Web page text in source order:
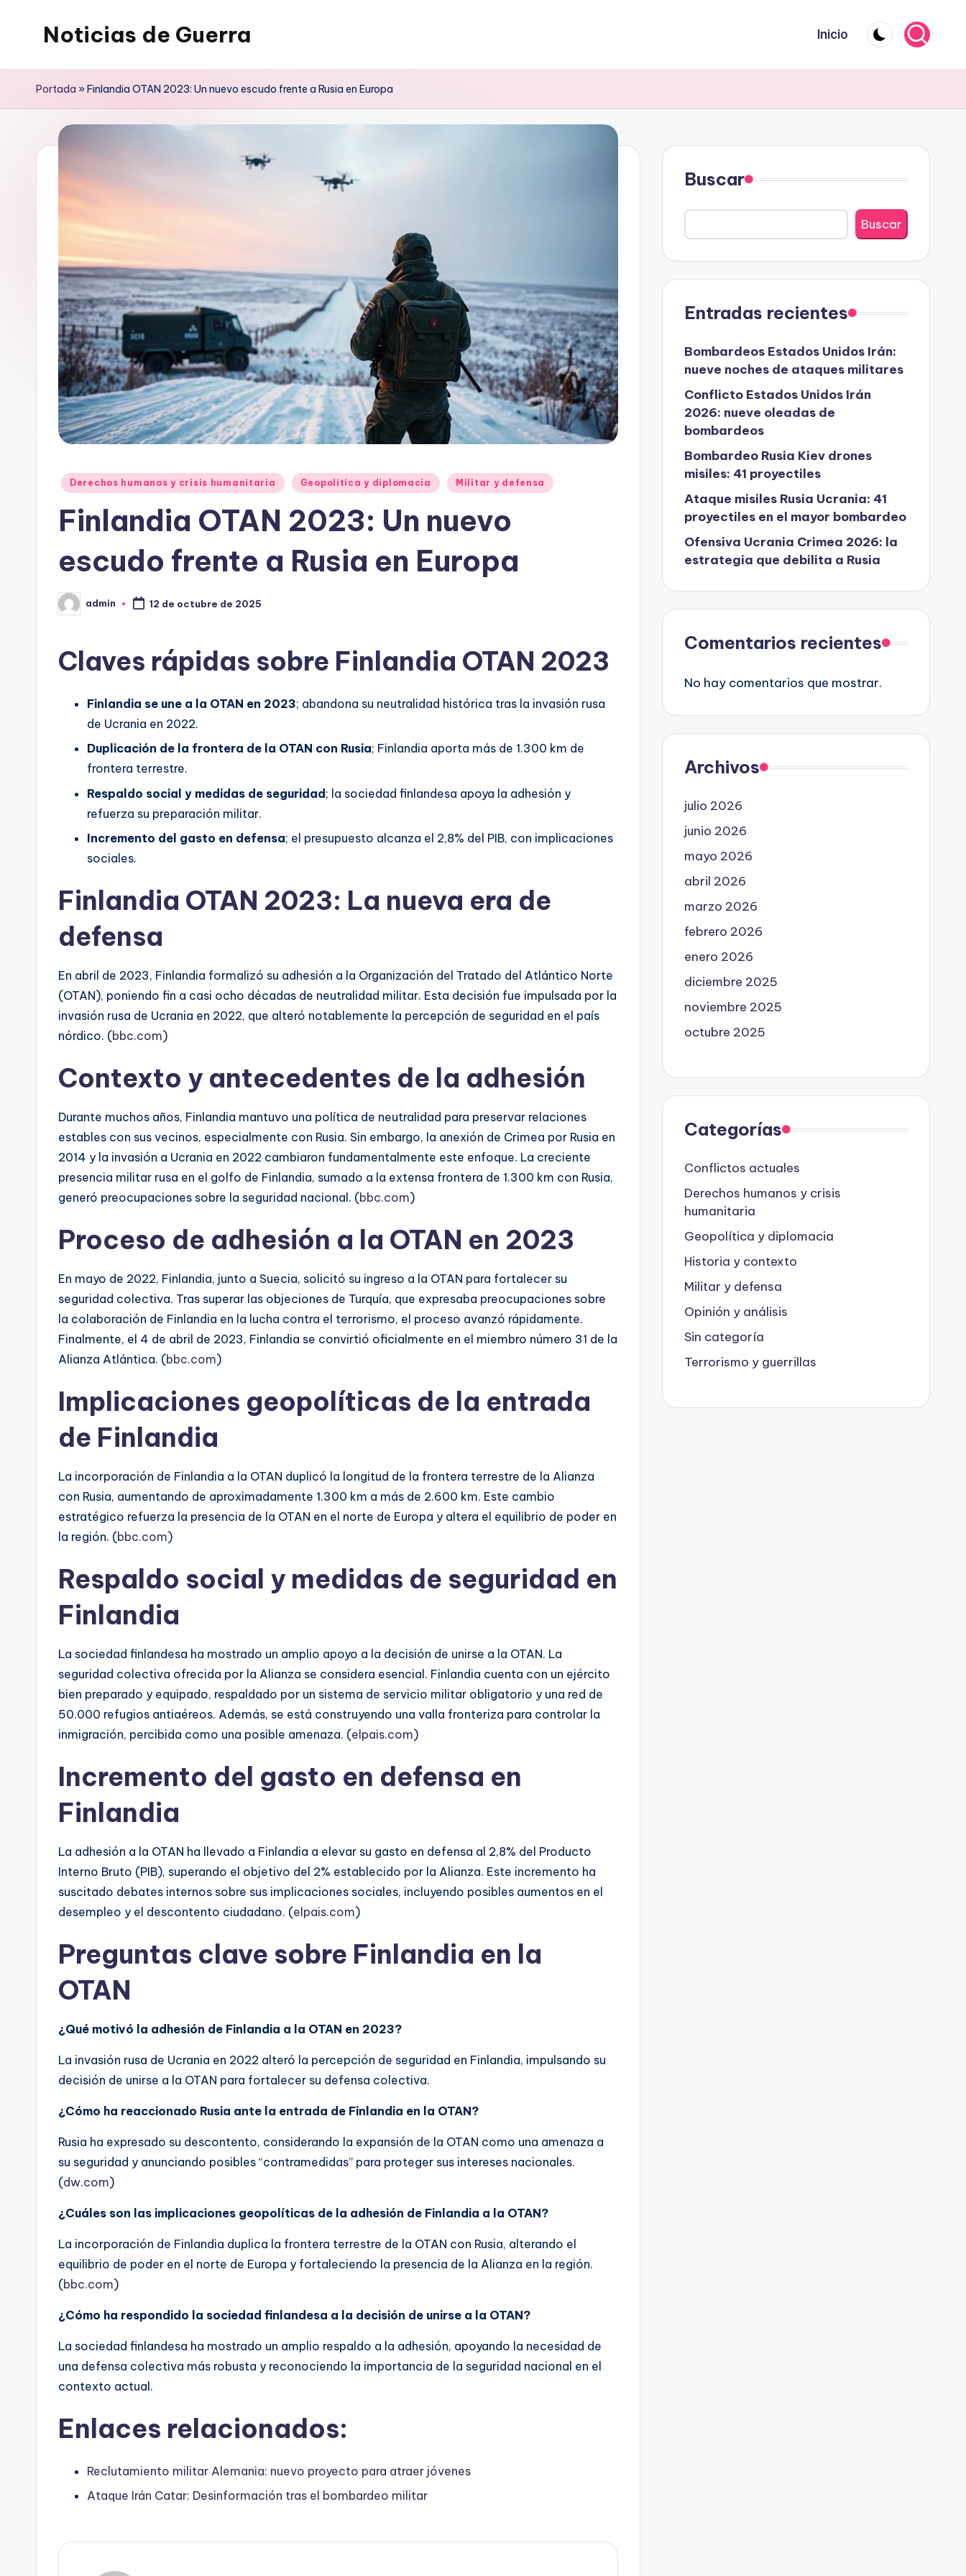
Noticias de Guerra Inicio
Portada »Finlandia OTAN 2023: Un nuevo escudo frente a Rusia en Europa
Publicado
Derechos humanos y crisis humanitaria Geopolítica y diplomacia Militar y defensa
Finlandia OTAN 2023: Un nuevo
escudo frente a Rusia en Europa
Publicado
por
admin 12 de octubre de 2025
Claves rápidas sobre Finlandia OTAN 2023
Finlandia se une a la OTAN en 2023; abandona su neutralidad histórica tras la invasión rusa
de Ucrania en 2022.
Duplicación de la frontera de la OTAN con Rusia; Finlandia aporta más de 1.300 km de
frontera terrestre.
Respaldo social y medidas de seguridad; la sociedad finlandesa apoya la adhesión y
refuerza su preparación militar.
Incremento del gasto en defensa; el presupuesto alcanza el 2,8% del PIB, con implicaciones
sociales.
Finlandia OTAN 2023: La nueva era de
defensa
En abril de 2023, Finlandia formalizó su adhesión a la Organización del Tratado del Atlántico Norte
(OTAN), poniendo fin a casi ocho décadas de neutralidad militar. Esta decisión fue impulsada por la
invasión rusa de Ucrania en 2022, que alteró notablemente la percepción de seguridad en el país
nórdico. (bbc.com)
Contexto y antecedentes de la adhesión
Durante muchos años, Finlandia mantuvo una política de neutralidad para preservar relaciones
estables con sus vecinos, especialmente con Rusia. Sin embargo, la anexión de Crimea por Rusia en
2014 y la invasión a Ucrania en 2022 cambiaron fundamentalmente este enfoque. La creciente
presencia militar rusa en el golfo de Finlandia, sumado a la extensa frontera de 1.300 km con Rusia,
generó preocupaciones sobre la seguridad nacional. (bbc.com)
Proceso de adhesión a la OTAN en 2023
En mayo de 2022, Finlandia, junto a Suecia, solicitó su ingreso a la OTAN para fortalecer su
seguridad colectiva. Tras superar las objeciones de Turquía, que expresaba preocupaciones sobre
la colaboración de Finlandia en la lucha contra el terrorismo, el proceso avanzó rápidamente.
Finalmente, el 4 de abril de 2023, Finlandia se convirtió oficialmente en el miembro número 31 de la
Alianza Atlántica. (bbc.com)
Implicaciones geopolíticas de la entrada
de Finlandia
La incorporación de Finlandia a la OTAN duplicó la longitud de la frontera terrestre de la Alianza
con Rusia, aumentando de aproximadamente 1.300 km a más de 2.600 km. Este cambio
estratégico refuerza la presencia de la OTAN en el norte de Europa y altera el equilibrio de poder en
la región. (bbc.com)
Respaldo social y medidas de seguridad en
Finlandia
La sociedad finlandesa ha mostrado un amplio apoyo a la decisión de unirse a la OTAN. La
seguridad colectiva ofrecida por la Alianza se considera esencial. Finlandia cuenta con un ejército
bien preparado y equipado, respaldado por un sistema de servicio militar obligatorio y una red de
50.000 refugios antiaéreos. Además, se está construyendo una valla fronteriza para controlar la
inmigración, percibida como una posible amenaza. (elpais.com)
Incremento del gasto en defensa en
Finlandia
La adhesión a la OTAN ha llevado a Finlandia a elevar su gasto en defensa al 2,8% del Producto
Interno Bruto (PIB), superando el objetivo del 2% establecido por la Alianza. Este incremento ha
suscitado debates internos sobre sus implicaciones sociales, incluyendo posibles aumentos en el
desempleo y el descontento ciudadano. (elpais.com)
Preguntas clave sobre Finlandia en la
OTAN
¿Qué motivó la adhesión de Finlandia a la OTAN en 2023?
La invasión rusa de Ucrania en 2022 alteró la percepción de seguridad en Finlandia, impulsando su
decisión de unirse a la OTAN para fortalecer su defensa colectiva.
¿Cómo ha reaccionado Rusia ante la entrada de Finlandia en la OTAN?
Rusia ha expresado su descontento, considerando la expansión de la OTAN como una amenaza a
su seguridad y anunciando posibles “contramedidas” para proteger sus intereses nacionales.
(dw.com)
¿Cuáles son las implicaciones geopolíticas de la adhesión de Finlandia a la OTAN?
La incorporación de Finlandia duplica la frontera terrestre de la OTAN con Rusia, alterando el
equilibrio de poder en el norte de Europa y fortaleciendo la presencia de la Alianza en la región.
(bbc.com)
¿Cómo ha respondido la sociedad finlandesa a la decisión de unirse a la OTAN?
La sociedad finlandesa ha mostrado un amplio respaldo a la adhesión, apoyando la necesidad de
una defensa colectiva más robusta y reconociendo la importancia de la seguridad nacional en el
contexto actual.
Enlaces relacionados:
Reclutamiento militar Alemania: nuevo proyecto para atraer jóvenes
Ataque Irán Catar: Desinformación tras el bombardeo militar
Buscar
Buscar
Entradas recientes
Bombardeos Estados Unidos Irán:
nueve noches de ataques militares
Conflicto Estados Unidos Irán
2026: nueve oleadas de
bombardeos
Bombardeo Rusia Kiev drones
misiles: 41 proyectiles
Ataque misiles Rusia Ucrania: 41
proyectiles en el mayor bombardeo
Ofensiva Ucrania Crimea 2026: la
estrategia que debilita a Rusia
Comentarios recientes
No hay comentarios que mostrar.
Archivos
julio 2026
junio 2026
mayo 2026
abril 2026
marzo 2026
febrero 2026
enero 2026
diciembre 2025
noviembre 2025
octubre 2025
Categorías
Conflictos actuales
Derechos humanos y crisis
humanitaria
Geopolítica y diplomacia
Historia y contexto
Militar y defensa
Opinión y análisis
Sin categoría
Terrorismo y guerrillas